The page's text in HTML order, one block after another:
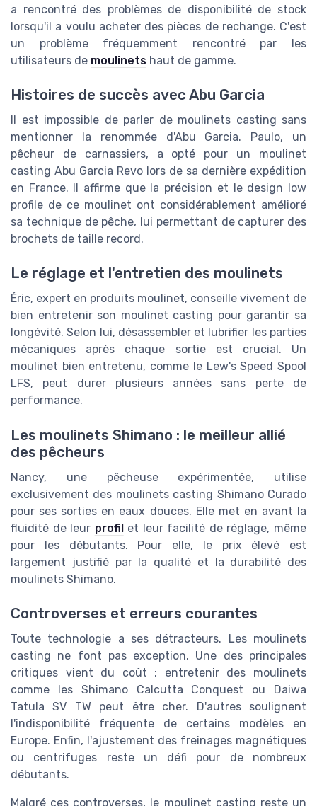
a rencontré des problèmes de disponibilité de stock
lorsqu'il a voulu acheter des pièces de rechange. C'est
un problème fréquemment rencontré par les
utilisateurs de moulinets haut de gamme.
Histoires de succès avec Abu Garcia
Il est impossible de parler de moulinets casting sans
mentionner la renommée d'Abu Garcia. Paulo, un
pêcheur de carnassiers, a opté pour un moulinet
casting Abu Garcia Revo lors de sa dernière expédition
en France. Il affirme que la précision et le design low
profile de ce moulinet ont considérablement amélioré
sa technique de pêche, lui permettant de capturer des
brochets de taille record.
Le réglage et l'entretien des moulinets
Éric, expert en produits moulinet, conseille vivement de
bien entretenir son moulinet casting pour garantir sa
longévité. Selon lui, désassembler et lubrifier les parties
mécaniques après chaque sortie est crucial. Un
moulinet bien entretenu, comme le Lew's Speed Spool
LFS, peut durer plusieurs années sans perte de
performance.
Les moulinets Shimano : le meilleur allié
des pêcheurs
Nancy, une pêcheuse expérimentée, utilise
exclusivement des moulinets casting Shimano Curado
pour ses sorties en eaux douces. Elle met en avant la
fluidité de leur profilet leur facilité de réglage, même
pour les débutants. Pour elle, le prix élevé est
largement justifié par la qualité et la durabilité des
moulinets Shimano.
Controverses et erreurs courantes
Toute technologie a ses détracteurs. Les moulinets
casting ne font pas exception. Une des principales
critiques vient du coût : entretenir des moulinets
comme les Shimano Calcutta Conquest ou Daiwa
Tatula SV TW peut être cher. D'autres soulignent
l'indisponibilité fréquente de certains modèles en
Europe. Enfin, l'ajustement des freinages magnétiques
ou centrifuges reste un défi pour de nombreux
débutants.
Malgré ces controverses, le moulinet casting reste un